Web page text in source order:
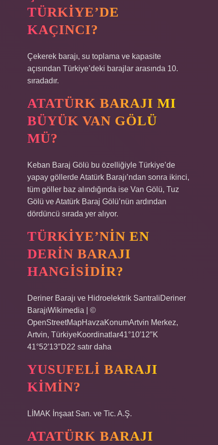
TÜRKIYE’DE
KAÇINCI?
Çekerek barajı, su toplama ve kapasite
açısından Türkiye’deki barajlar arasında 10.
sıradadır.
ATATÜRK BARAJI MI
BÜYÜK VAN GÖLÜ
MÜ?
Keban Baraj Gölü bu özelliğiyle Türkiye’de
yapay göllerde Atatürk Barajı’ndan sonra ikinci,
tüm göller baz alındığında ise Van Gölü, Tuz
Gölü ve Atatürk Baraj Gölü’nün ardından
dördüncü sırada yer alıyor.
TÜRKIYE’NIN EN
DERIN BARAJI
HANGISIDIR?
Deriner Barajı ve Hidroelektrik SantraliDeriner
BarajıWikimedia | ©
OpenStreetMapHavzaKonumArtvin Merkez,
Artvin, TürkiyeKoordinatlar41°10′12″K
41°52′13″D22 satır daha
YUSUFELI BARAJI
KIMIN?
LİMAK İnşaat San. ve Tic. A.Ş.
ATATÜRK BARAJI